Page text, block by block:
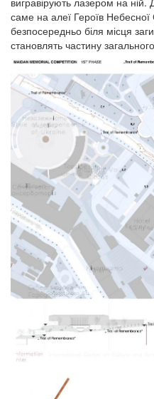
саме на алеї Героїв
безпосередньо біля місця
становлять частину